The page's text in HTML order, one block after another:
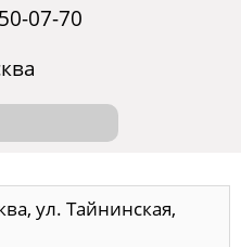
07-70
ул. Тайнинская,